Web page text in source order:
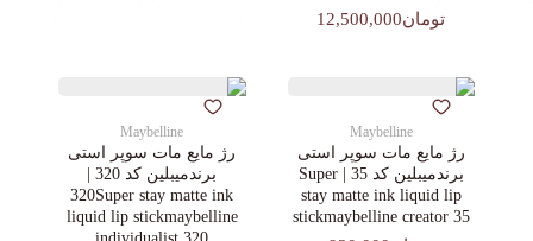
تومان12,500,000
Maybelline
رژ مایع مات سوپر استی‌
برندمیبلین کد 35 | Super
stay matte ink liquid lip
stickmaybelline creator 35
Maybelline
رژ مایع مات سوپر استی‌
برندمیبلین کد 320 |
320Super stay matte ink
liquid lip stickmaybelline